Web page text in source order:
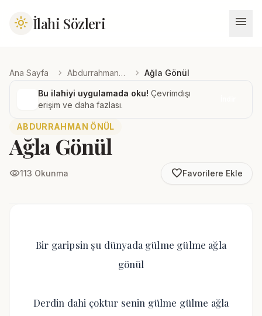
light_mode İlahi Sözleri menu
Ana Sayfa chevron_right Abdurrahman Önül chevron_right Ağla Gönül
Bu ilahiyi uygulamada oku! Çevrimdışı
erişim ve daha fazlası.
ABDURRAHMAN ÖNÜL
Ağla Gönül
visibility113 Okunma favorite_borderFavorilere Ekle
Bir garipsin şu dünyada gülme gülme ağla
gönül
Derdin dahi çoktur senin gülme gülme ağla